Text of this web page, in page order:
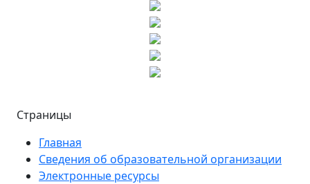
Страницы
Главная
Сведения об образовательной организации
Электронные ресурсы